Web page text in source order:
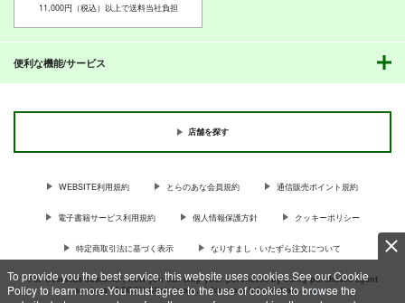
To provide you the best service, this website uses cookies.See our Cookie
Policy to learn more.You must agree to the use of cookies to browse the
11,000円（税込）以上で送料当社負担
便利な機能/サービス
店舗を探す
WEBSITE利用規約 とらのあな会員規約 通信販売ポイント規約
電子書籍サービス利用規約 個人情報保護方針 クッキーポリシー
特定商取引法に基づく表示 なりすまし・いたずら注文について
For Overseas customer, now you can ship your purchases by using purchases agent
services “AOCS”! Click {more…} for more information …more